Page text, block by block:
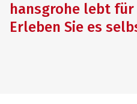
hansgrohe lebt für
Erleben Sie es